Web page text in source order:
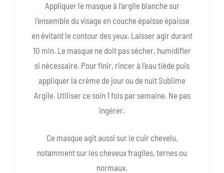
Appliquer le masque à l’argile blanche sur
l’ensemble du visage en couche épaisse épaisse
en évitant le contour des yeux. Laisser agir durant
10 min. Le masque ne doit pas sécher, humidifier
si nécessaire. Pour finir, rincer à l’eau tiède puis
appliquer la crème de jour ou de nuit Sublime
Argile. Utiliser ce soin 1 fois par semaine. Ne pas
ingérer.
Ce masque agit aussi sur le cuir chevelu,
notamment sur les cheveux fragiles, ternes ou
normaux.